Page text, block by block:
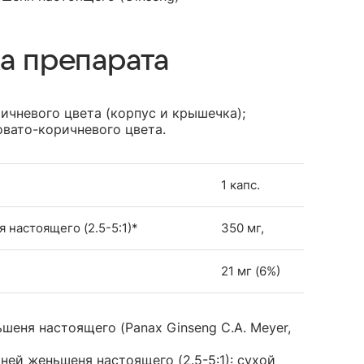
препарата
цвета (корпус и крышечка);
коричневого цвета.
1 капс.
настоящего (2.5-5:1)* 350 мг,
21 мг (6%)
настоящего (Panax Ginseng C.A. Meyer,
женьшеня настоящего (2.5-5:1): сухой